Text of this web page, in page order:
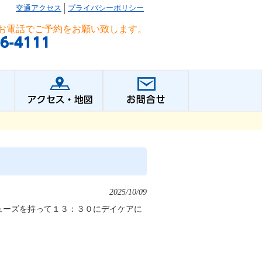
交通アクセス プライバシーポリシー
電話でご予約をお願い致します。
2025/10/09
ズを持って１３：３０にデイケアに